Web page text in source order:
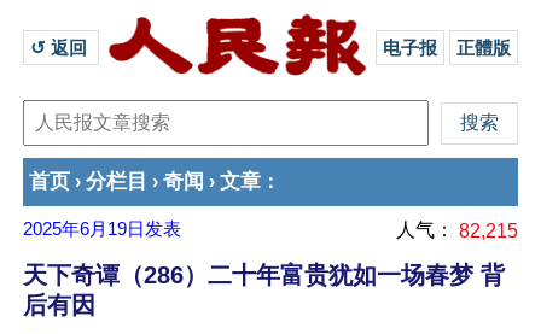
↺ 返回 电子报 正體版
首页 › 分栏目 › 奇闻 › 文章 ：
2025年6月19日 发表 人气： 82,215
天下奇谭（286）二十年富贵犹如一场春梦 背
后有因